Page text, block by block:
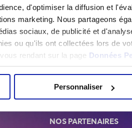
d'optimiser la diffusion et
marketing. Nous partageons
sociaux, de publicité et
ou qu'ils ont collectées lors de
rendant sur la page Données
Personnaliser
NOS PARTENAIRES